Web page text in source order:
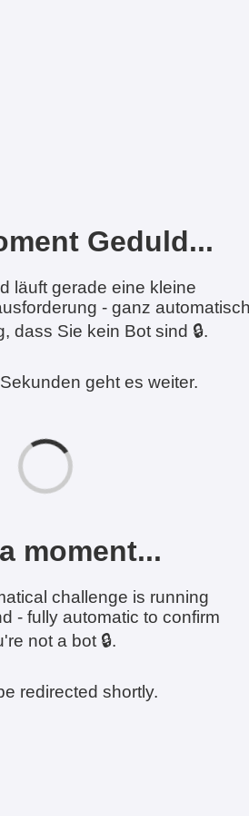
Geduld...
läuft gerade eine kleine
- ganz
dass Sie kein Bot sind 🔒.
geht es weiter.
moment...
challenge is running
- fully automatic to confirm
not a bot 🔒.
redirected shortly.